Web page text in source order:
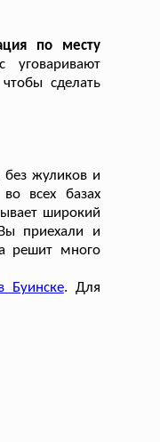
по месту
уговаривают
сделать
без жуликов и
всех базах
широкий
приехали и
решит много
Буинске. Для